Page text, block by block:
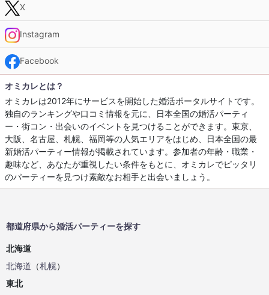
X
Instagram
Facebook
オミカレとは？
オミカレは2012年にサービスを開始した婚活ポータルサイトです。
独自のランキングや口コミ情報を元に、日本全国の婚活パーティ
ー・街コン・出会いのイベントを見つけることができます。東京、
大阪、名古屋、札幌、福岡等の人気エリアをはじめ、日本全国の最
新婚活パーティー情報が掲載されています。参加者の年齢・職業・
趣味など、あなたが重視したい条件をもとに、オミカレでピッタリ
のパーティーを見つけ素敵なお相手と出会いましょう。
都道府県から婚活パーティーを探す
北海道
北海道 （札幌）
東北